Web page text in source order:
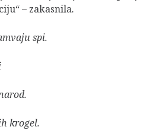
– zakasnila.
spi.
krogel.